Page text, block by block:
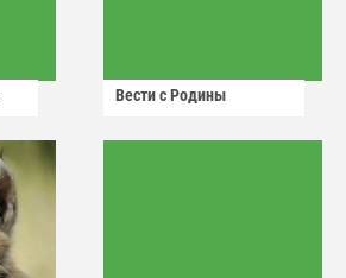
Вести с Родины